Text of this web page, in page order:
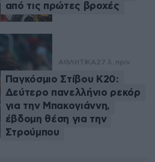
από τις πρώτες βροχές
ΑΘΛΗΤΙΚΑ27 λ. πριν
Παγκόσμιο Στίβου Κ20:
Δεύτερο πανελλήνιο ρεκόρ
για την Μπακογιάννη,
έβδομη θέση για την
Στρούμπου